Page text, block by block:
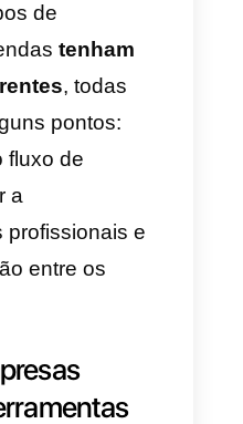
de
de vendas
que facilitam o
de vendas.
tornar a gestão de
por trás dessas